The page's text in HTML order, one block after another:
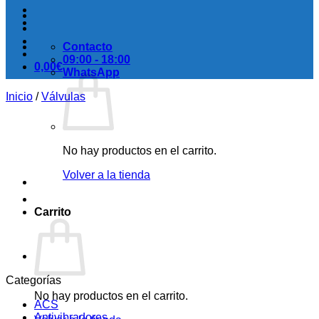
0,00€
No hay productos en el carrito.
Volver a la tienda
Carrito
No hay productos en el carrito.
Contacto
09:00 - 18:00
WhatsApp
Inicio / Válvulas
Categorías
ACS